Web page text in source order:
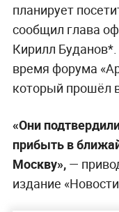
планирует
сообщил глава
Кирилл
время форума
который прошёл
«Они
прибыть в
Москву»,—
издание